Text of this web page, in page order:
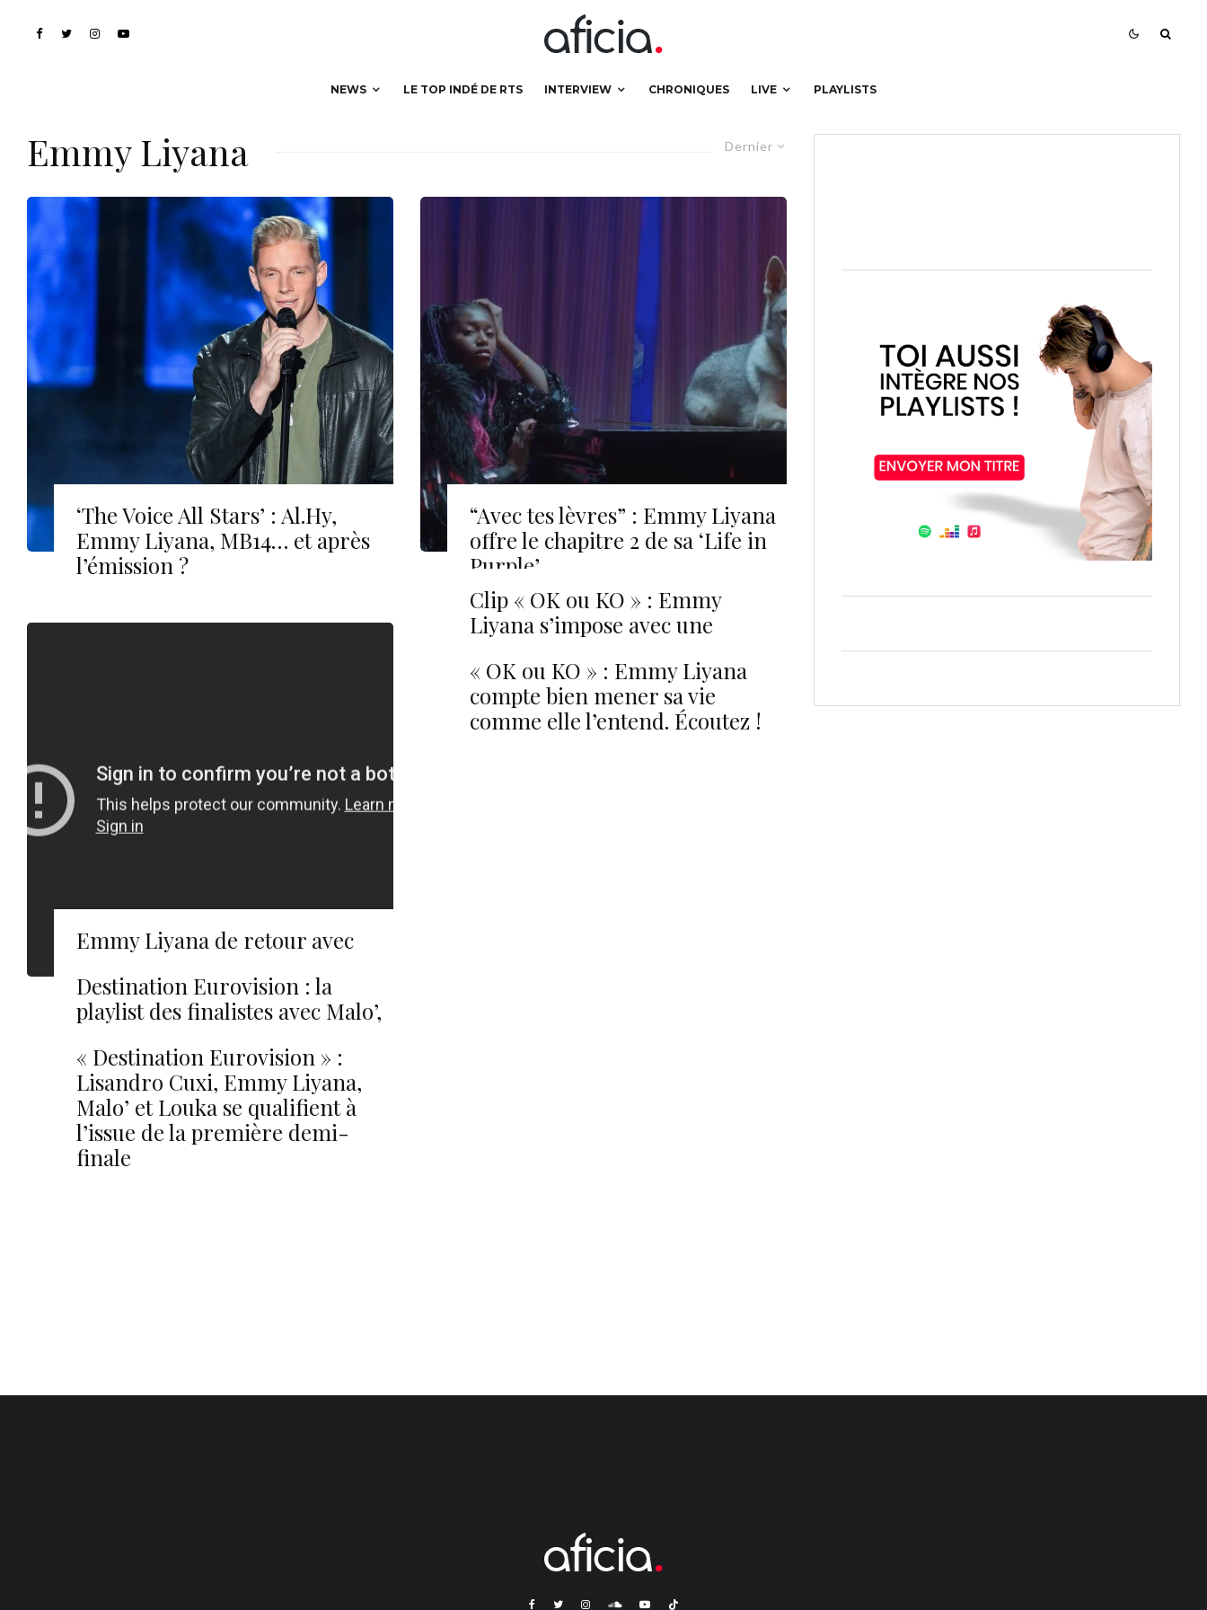
NEWS LE TOP INDÉ DE RTS INTERVIEW CHRONIQUES LIVE PLAYLISTS
Dernier
Emmy Liyana
‘The Voice All Stars’ : Al.Hy,
Emmy Liyana, MB14… et après
l’émission ?
Emmy Liyana de retour avec
Destination Eurovision : la
playlist des finalistes avec Malo’,
« Destination Eurovision » :
Lisandro Cuxi, Emmy Liyana,
Malo’ et Louka se qualifient à
l’issue de la première demi-
finale
“Avec tes lèvres” : Emmy Liyana
offre le chapitre 2 de sa ‘Life in
Purple’
Clip « OK ou KO » : Emmy
Liyana s’impose avec une
« OK ou KO » : Emmy Liyana
compte bien mener sa vie
comme elle l’entend. Écoutez !